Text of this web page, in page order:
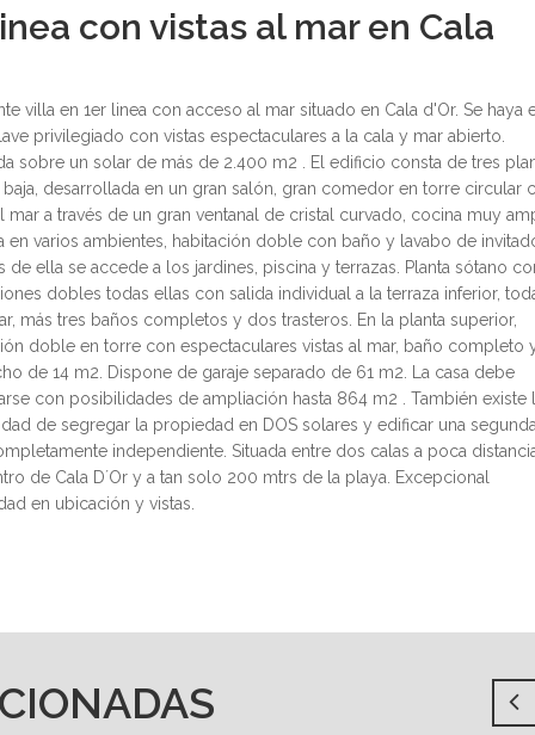
con vistas al mar en Cala
villa en 1er linea con acceso al mar situado en Cala d'Or. Se haya
privilegiado con vistas espectaculares a la cala y mar abierto.
sobre un solar de más de 2.400 m2 . El edificio consta de tres
baja, desarrollada en un gran salón, gran comedor en torre circular
mar a través de un gran ventanal de cristal curvado, cocina muy
en varios ambientes, habitación doble con baño y lavabo de
de ella se accede a los jardines, piscina y terrazas. Planta sótano
dobles todas ellas con salida individual a la terraza inferior,
más tres baños completos y dos trasteros. En la planta superior,
doble en torre con espectaculares vistas al mar, baño completo
de 14 m2. Dispone de garaje separado de 61 m2. La casa debe
con posibilidades de ampliación hasta 864 m2 . También existe
de segregar la propiedad en DOS solares y edificar una
independiente. Situada entre dos calas a poca
de Cala D´Or y a tan solo 200 mtrs de la playa. Excepcional
en ubicación y vistas.